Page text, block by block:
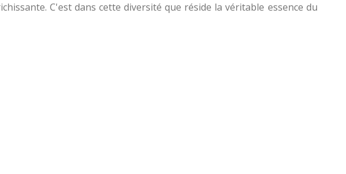
C'est dans cette diversité que réside la véritable essence du